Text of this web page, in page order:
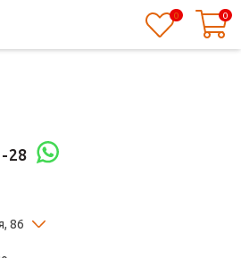
28
86
0 0